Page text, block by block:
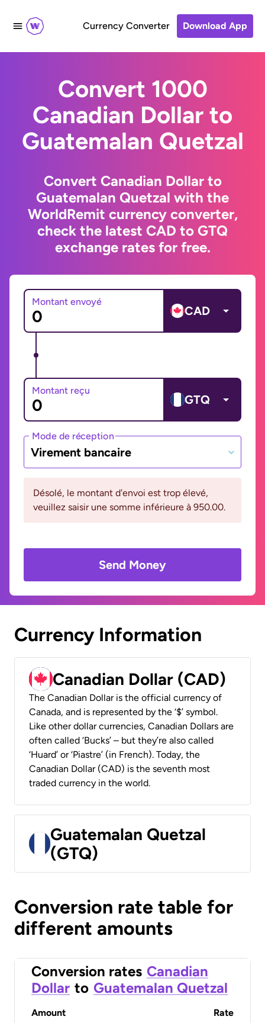
Currency Converter Download App
Convert 1000
Canadian Dollar to
Guatemalan Quetzal
Convert Canadian Dollar to
Guatemalan Quetzal with the
WorldRemit currency converter,
check the latest CAD to GTQ
exchange rates for free.
Montant envoyé
CAD
Montant reçu
GTQ
Mode de réception
Virement bancaire
Désolé, le montant d'envoi est trop élevé,
veuillez saisir une somme inférieure à 950.00.
Send Money
Currency Information
Canadian Dollar (CAD)
The Canadian Dollar is the official currency of
Canada, and is represented by the ‘$’ symbol.
Like other dollar currencies, Canadian Dollars are
often called ‘Bucks’ – but they’re also called
‘Huard’ or ‘Piastre’ (in French). Today, the
Canadian Dollar (CAD) is the seventh most
traded currency in the world.
Guatemalan Quetzal
(GTQ)
Conversion rate table for
different amounts
Conversion rates Canadian
Dollar to Guatemalan Quetzal
Amount Rate